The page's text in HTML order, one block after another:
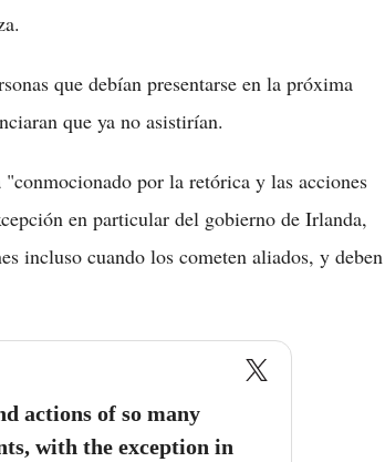
que debían presentarse en la próxima
que ya no asistirían.
por la retórica y las acciones
en particular del gobierno de Irlanda,
incluso cuando los cometen aliados, y deben
actions of so many
with the exception in